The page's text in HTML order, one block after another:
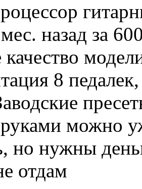
назад за
8
можно
но нужны
отдам